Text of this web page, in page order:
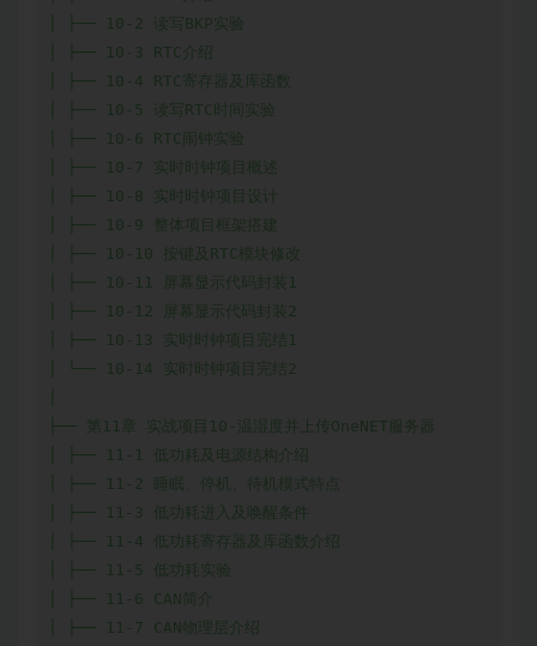
│ ├── 10-2 读写BKP实验
│ ├── 10-3 RTC介绍
│ ├── 10-4 RTC寄存器及库函数
│ ├── 10-5 读写RTC时间实验
│ ├── 10-6 RTC闹钟实验
│ ├── 10-7 实时时钟项目概述
│ ├── 10-8 实时时钟项目设计
│ ├── 10-9 整体项目框架搭建
│ ├── 10-10 按键及RTC模块修改
│ ├── 10-11 屏幕显示代码封装1
│ ├── 10-12 屏幕显示代码封装2
│ ├── 10-13 实时时钟项目完结1
│ └── 10-14 实时时钟项目完结2
├── 第11章 实战项目10-温湿度并上传OneNET服务器
│ ├── 11-1 低功耗及电源结构介绍
│ ├── 11-2 睡眠、停机、待机模式特点
│ ├── 11-3 低功耗进入及唤醒条件
│ ├── 11-4 低功耗寄存器及库函数介绍
│ ├── 11-5 低功耗实验
│ ├── 11-6 CAN简介
│ ├── 11-7 CAN物理层介绍